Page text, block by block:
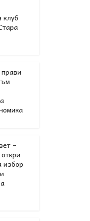
клуб
–
избор